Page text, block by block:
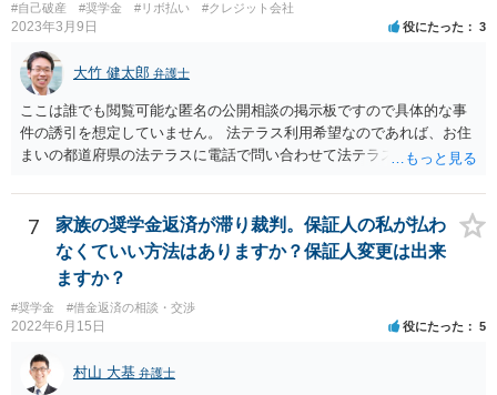
#自己破産 #奨学金 #リボ払い #クレジット会社
2023年3月9日 役にたった 3
大竹 健太郎 弁護士
ここは誰でも閲覧可能な匿名の公開相談の掲示板ですので具体的な事
件の誘引を想定していません。 法テラス利用希望なのであれば、お住
まいの都道府県の法テラスに電話で問い合わせて法テラス直轄の法律
法テラスと契約している弁護士しか担当しません。
7
家族の奨学金返済が滞り裁判。保証人の私が払わ
なくていい方法はありますか？保証人変更は出来
ますか？
#奨学金 #借金返済の相談・交渉
2022年6月15日 役にたった 5
村山 大基 弁護士